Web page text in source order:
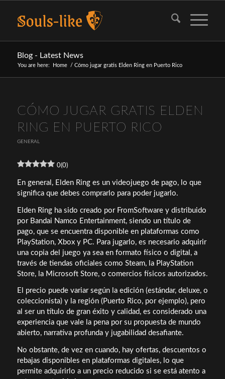
Blog - Latest News
You are here: Home / Cómo jugar gratis Elden Ring en Puerto Rico
CÓMO JUGAR GRATIS ELDEN
RING EN PUERTO RICO
GENERAL
0(0)
En general, Elden Ring es un videojuego de pago, lo que
significa que debes comprarlo para poder jugarlo.
Elden Ring ha sido creado por FromSoftware y distribuido
por Bandai Namco Entertainment, siendo un título de
pago, que se encuentra disponible en plataformas como
PlayStation, Xbox y PC. Para jugarlo, es necesario adquirir
una copia del juego ya sea en formato físico o digital, a
través de tiendas oficiales como Steam, la PlayStation
Store, la Microsoft Store, o comercios físicos autorizados.
El precio puede variar según la edición (estándar, deluxe, o
coleccionista) y la región (Puerto Rico, por ejemplo), pero
al ser un título de gran éxito y calidad, es considerado una
experiencia que vale la pena por su propuesta de mundo
abierto, narrativa profunda y jugabilidad desafiante.
No obstante, de vez en cuando, hay ofertas, descuentos o
rebajas disponibles en plataformas digitales, lo que
permite adquirirlo a un precio reducido si se está atento a